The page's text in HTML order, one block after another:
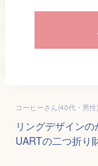
コーヒーさん(40代・男性)
リングデザイン
UARTの二つ折り